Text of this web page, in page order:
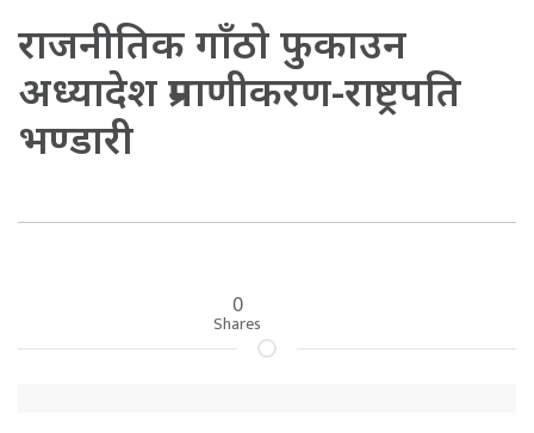
राजनीतिक गाँठो फुकाउन
अध्यादेश प्रमाणीकरण-राष्ट्रपति
भण्डारी
0
Shares